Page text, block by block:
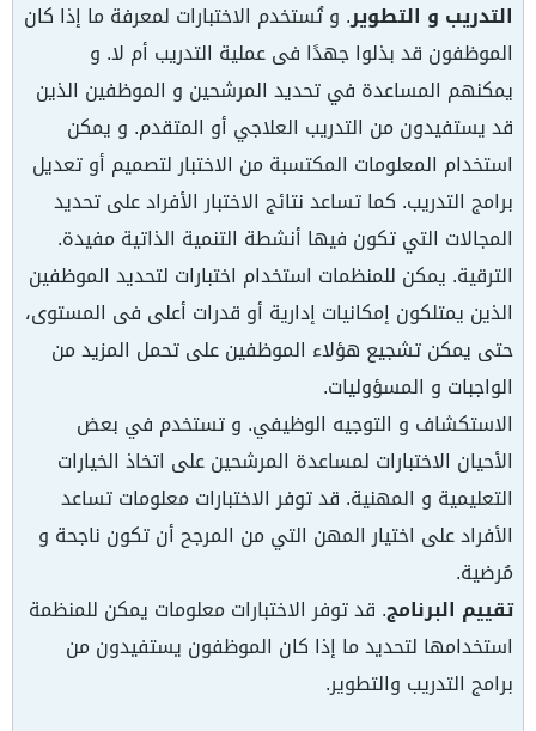
التدريب و التطوير. و تُستخدم الاختبارات لمعرفة ما إذا كان
الموظفون قد بذلوا جهدًا فى عملية التدريب أم لا. و
يمكنهم المساعدة في تحديد المرشحين و الموظفين الذين
قد يستفيدون من التدريب العلاجي أو المتقدم. و يمكن
استخدام المعلومات المكتسبة من الاختبار لتصميم أو تعديل
برامج التدريب. كما تساعد نتائج الاختبار الأفراد على تحديد
المجالات التي تكون فيها أنشطة التنمية الذاتية مفيدة.
الترقية. يمكن للمنظمات استخدام اختبارات لتحديد الموظفين
الذين يمتلكون إمكانيات إدارية أو قدرات أعلى فى المستوى،
حتى يمكن تشجيع هؤلاء الموظفين على تحمل المزيد من
الواجبات و المسؤوليات.
الاستكشاف و التوجيه الوظيفي. و تستخدم في بعض
الأحيان الاختبارات لمساعدة المرشحين على اتخاذ الخيارات
التعليمية و المهنية. قد توفر الاختبارات معلومات تساعد
الأفراد على اختيار المهن التي من المرجح أن تكون ناجحة و
مُرضية.
تقييم البرنامج. قد توفر الاختبارات معلومات يمكن للمنظمة
استخدامها لتحديد ما إذا كان الموظفون يستفيدون من
برامج التدريب والتطوير.